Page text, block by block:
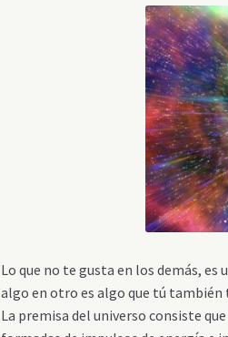
Lo que no te gusta en los demás,
algo en otro es algo que tú también
La premisa del universo consiste